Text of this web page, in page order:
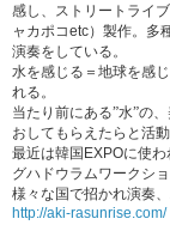
感し、ストリートライ
ャカポコetc）製作。 多
演奏をしている。
水を感じる＝地球を感
れる。
当たり前にある”水”の
おしてもらえたらと活動
最近は韓国EXPOに使
グハドウラムワークシ
様々な国で招かれ演奏、
http://aki-rasunrise.com/